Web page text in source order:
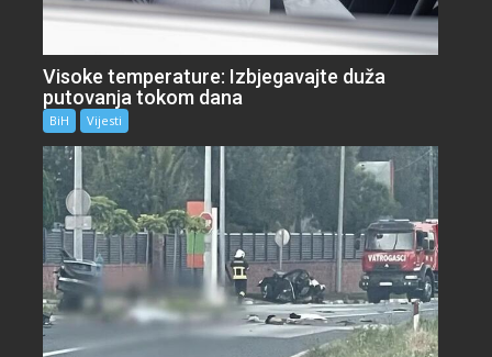
Visoke temperature: Izbjegavajte duža
putovanja tokom dana
BiH Vijesti